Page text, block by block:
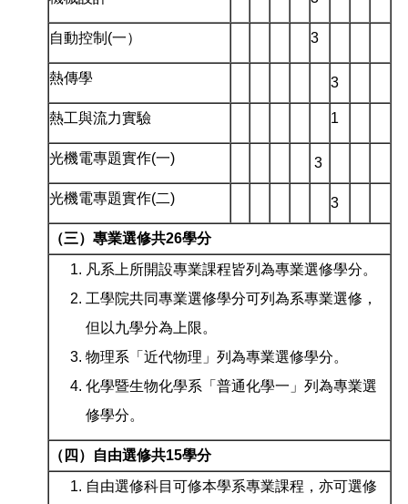
自動控制(一） 3
熱傳學 3
熱工與流力實驗 1
光機電專題實作(一) 3
光機電專題實作(二) 3
（三）專業選修共26學分
凡系上所開設專業課程皆列為專業選修學分。
工學院共同專業選修學分可列為系專業選修，
但以九學分為上限。
物理系「近代物理」列為專業選修學分。
化學暨生物化學系「普通化學一」列為專業選
修學分。
（四）自由選修共15學分
自由選修科目可修本學系專業課程，亦可選修